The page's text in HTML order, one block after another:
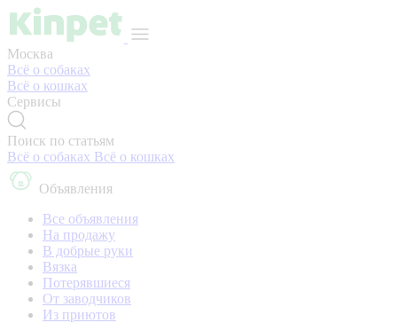
Москва
Всё о собаках
Всё о кошках
Сервисы
Поиск по статьям
Всё о собаках Всё о кошках
Объявления
Все объявления
На продажу
В добрые руки
Вязка
Потерявшиеся
От заводчиков
Из приютов